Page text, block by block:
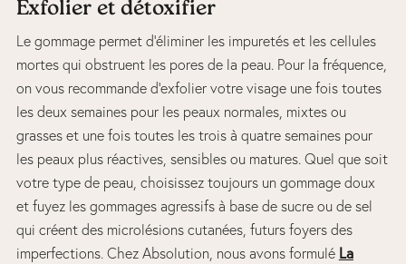
Exfolier et détoxifier
Le gommage permet d’éliminer les impuretés et les cellules
mortes qui obstruent les pores de la peau. Pour la fréquence,
on vous recommande d’exfolier votre visage une fois toutes
les deux semaines pour les peaux normales, mixtes ou
grasses et une fois toutes les trois à quatre semaines pour
les peaux plus réactives, sensibles ou matures. Quel que soit
votre type de peau, choisissez toujours un gommage doux
et fuyez les gommages agressifs à base de sucre ou de sel
qui créent des microlésions cutanées, futurs foyers des
imperfections. Chez Absolution, nous avons formulé La